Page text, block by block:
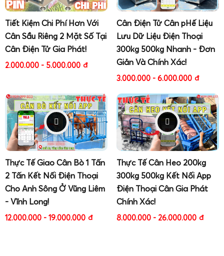
chuẩn hoặc cân đối chứng, đảm bảo sai số nằm trong giới
hạn cho phép theo tiêu chuẩn đo lường.
Sau khi bàn giao, Gia Phát cung cấp tài liệu hướng dẫn sử
dụng chi tiết, đào tạo trực tiếp cho nhân viên vận hành,
hướng dẫn cách xử lý các lỗi thường gặp, cách bảo trì
hàng trong việc đăng ký kiểm định ban đầu và kiểm định
định kỳ với cơ quan chức năng, đảm bảo cân được phép
sử dụng hợp pháp trong giao dịch thương mại.
Chính sách bảo hành và hậu mãi của Cân Điện Tử Gia
Phát được xây dựng dựa trên kinh nghiệm thực tế và nhu
cầu vận hành liên tục của khách hàng. Thời gian bảo hành
thường từ 12 – 24 tháng tùy cấu hình, với cam kết hỗ trợ
kỹ thuật nhanh chóng khi có sự cố. Ngoài ra, Gia Phát
cung cấp dịch vụ bảo trì – hiệu chuẩn định kỳ, giúp cân điện
tử 20 tấn luôn duy trì độ chính xác, kéo dài tuổi thọ thiết
Tiết Kiệm Chi Phí Hơn Với
Cân Sầu Riêng 2 Mặt Số Tại
Cân Điện Tử Gia Phát!
2.000.000 - 5.000.000 đ
Cân Điện Tử Cân pHế Liệu
Lưu Dữ Liệu Điện Thoại
300kg 500kg Nhanh - Đơn
Giản Và Chính Xác!
3.000.000 - 6.000.000 đ
Thực Tế Giao Cân Bò 1 Tấn
2 Tấn Kết Nối Điện Thoại
Cho Anh Sông Ở Vũng Liêm
- Vĩnh Long!
12.000.000 - 19.000.000 đ
Thực Tế Cân Heo 200kg
300kg 500kg Kết Nối App
Điện Thoại Cân Gia Phát
Chính Xác!
8.000.000 - 26.000.000 đ